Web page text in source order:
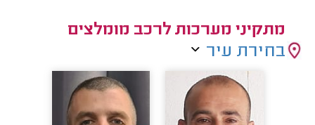
מתקיני מערכות לרכב מומלצים
בחירת עיר